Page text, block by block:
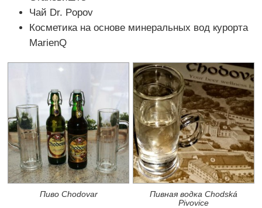
Чай Dr. Popov
Косметика на основе минеральных вод курорта
MarienQ
Пиво Chodovar
Пивная водка Chodská
Pivovice